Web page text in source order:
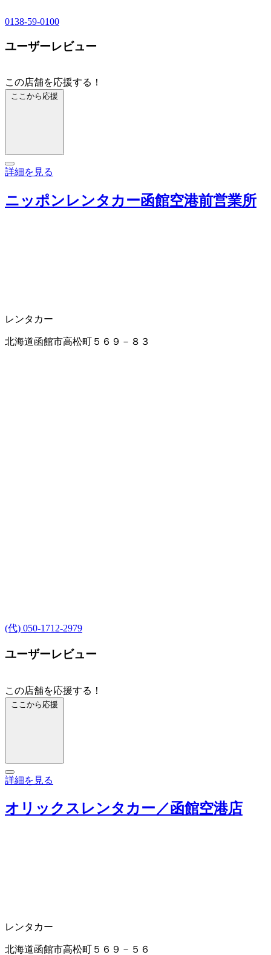
0138-59-0100
ユーザーレビュー
この店舗を応援する！
ここから応援
詳細を見る
ニッポンレンタカー函館空港前営業所
レンタカー
北海道函館市高松町５６９－８３
(代) 050-1712-2979
ユーザーレビュー
この店舗を応援する！
ここから応援
詳細を見る
オリックスレンタカー／函館空港店
レンタカー
北海道函館市高松町５６９－５６